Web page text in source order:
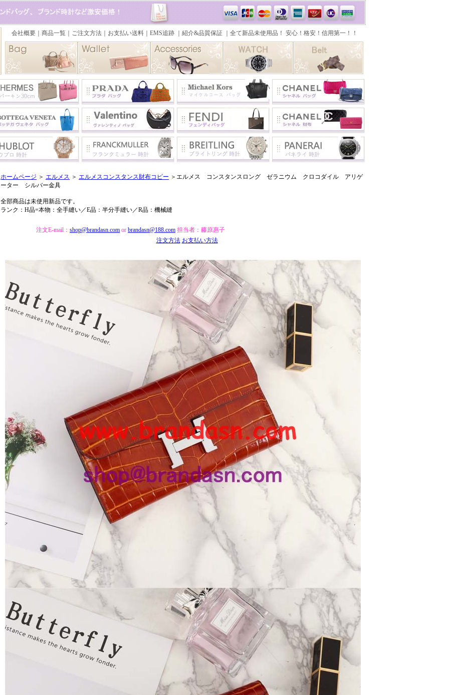
ホームページ ＞ エルメス ＞ エルメスコンスタンス財布コピー ＞エルメス コンスタンスロング ゼラニウム クロコダイル アリゲ
ーター シルバー金具
全部商品は未使用新品です。
ランク：H品=本物：全手縫い／E品：半分手縫い／R品：機械縫
注文E-mail： shop@brandasn.com or brandasn@188.com 担当者：藤原惠子
注文方法 お支払い方法